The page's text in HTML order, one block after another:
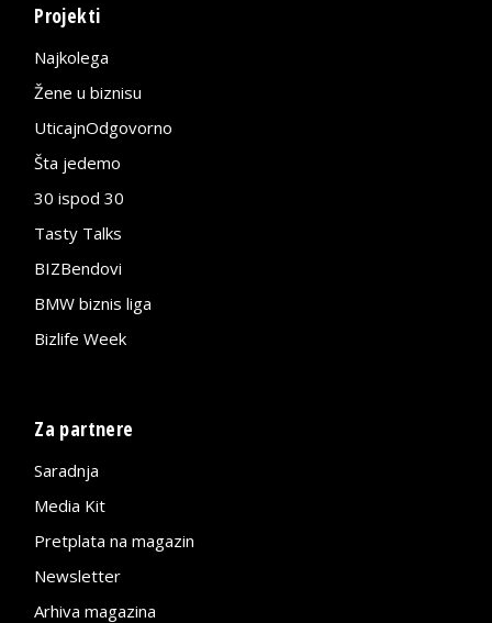
Projekti
Najkolega
Žene u biznisu
UticajnOdgovorno
Šta jedemo
30 ispod 30
Tasty Talks
BIZBendovi
BMW biznis liga
Bizlife Week
Za partnere
Saradnja
Media Kit
Pretplata na magazin
Newsletter
Arhiva magazina